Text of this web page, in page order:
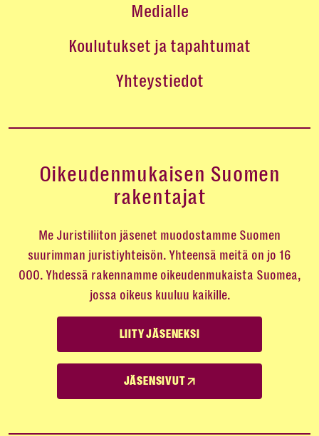
Medialle
Koulutukset ja tapahtumat
Yhteystiedot
Oikeudenmukaisen Suomen
rakentajat
Me Juristiliiton jäsenet muodostamme Suomen
suurimman juristiyhteisön. Yhteensä meitä on jo 16
000. Yhdessä rakennamme oikeudenmukaista Suomea,
jossa oikeus kuuluu kaikille.
LIITY JÄSENEKSI
JÄSENSIVUT